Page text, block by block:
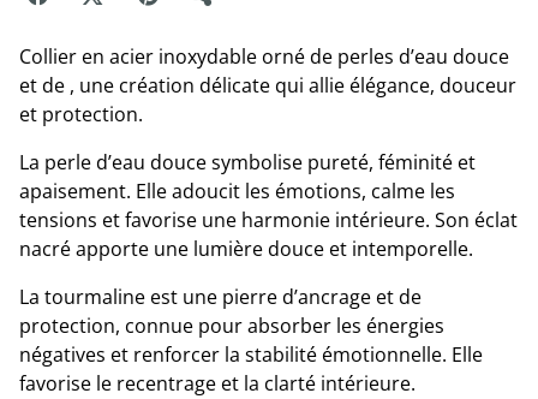
Collier en acier inoxydable orné de perles d’eau douce
et de , une création délicate qui allie élégance, douceur
et protection.
La perle d’eau douce symbolise pureté, féminité et
apaisement. Elle adoucit les émotions, calme les
tensions et favorise une harmonie intérieure. Son éclat
nacré apporte une lumière douce et intemporelle.
La tourmaline est une pierre d’ancrage et de
protection, connue pour absorber les énergies
négatives et renforcer la stabilité émotionnelle. Elle
favorise le recentrage et la clarté intérieure.